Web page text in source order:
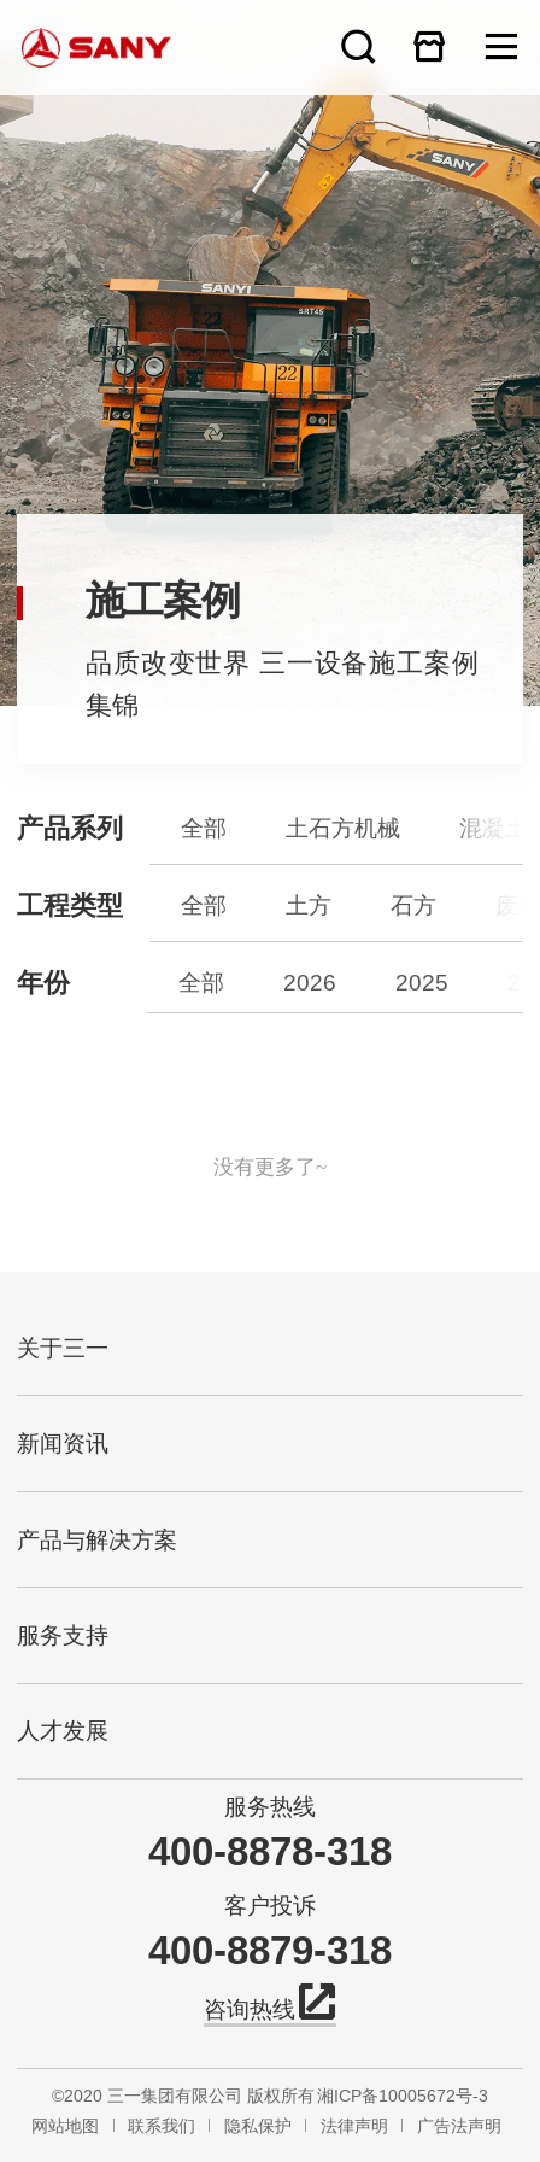
施工案例
品质改变世界 三一设备施工案例
集锦
产品系列 全部 土石方机械 混凝土
工程类型 全部 土方 石方
年份 全部 2026 2025
没有更多了~
关于三一
新闻资讯
产品与解决方案
服务支持
人才发展
服务热线
400-8878-318
客户投诉
400-8879-318
咨询热线
©2020 三一集团有限公司 版权所有湘ICP备10005672号-3
网站地图
联系我们 隐私保护 法律声明 广告法声明